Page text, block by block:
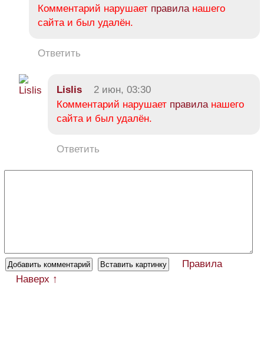
Комментарий нарушает правила нашего
сайта и был удалён.
Ответить
Lislis
2 июн, 03:30
Комментарий нарушает правила нашего
сайта и был удалён.
Ответить
Правила
Наверх ↑